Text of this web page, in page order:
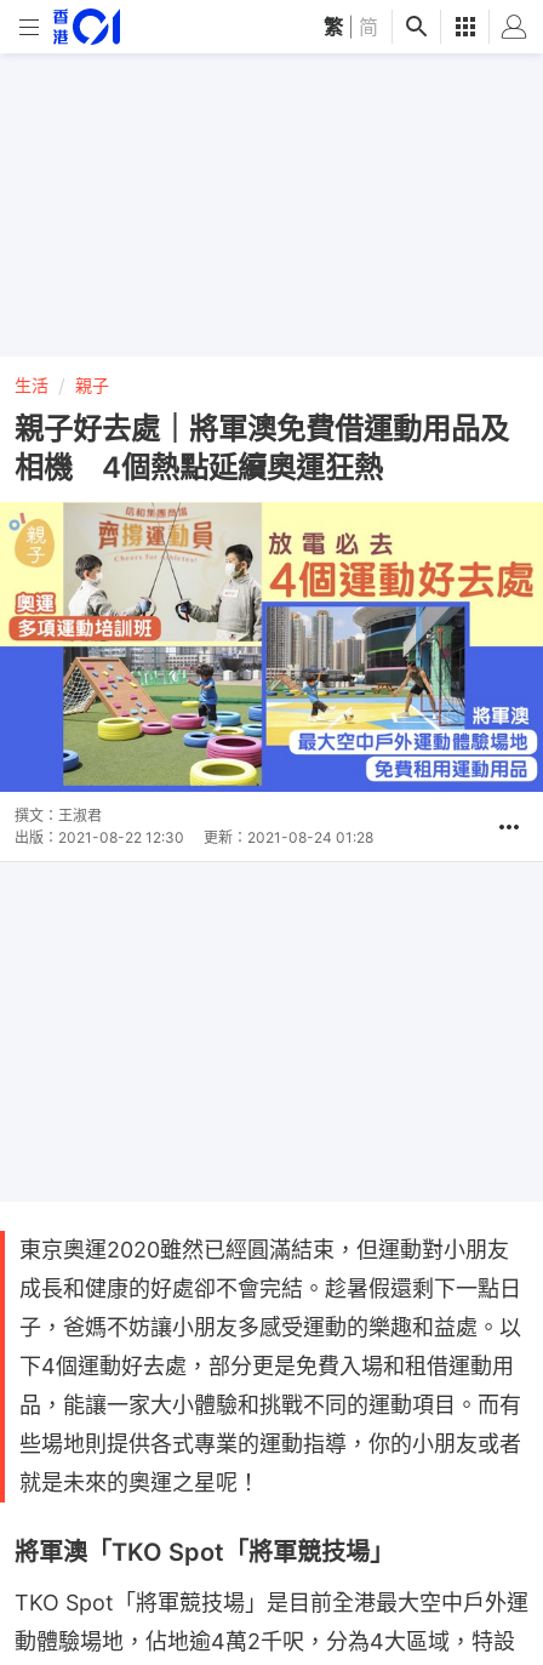
繁 简
生活 親子
親子好去處｜將軍澳免費借運動用品及
相機 4個熱點延續奧運狂熱
撰文： 王淑君
出版： 2021-08-22 12:30 更新： 2021-08-24 01:28
東京奧運2020雖然已經圓滿結束，但運動對小朋友
成長和健康的好處卻不會完結。趁暑假還剩下一點日
子，爸媽不妨讓小朋友多感受運動的樂趣和益處。以
下4個運動好去處，部分更是免費入場和租借運動用
品，能讓一家大小體驗和挑戰不同的運動項目。而有
些場地則提供各式專業的運動指導，你的小朋友或者
就是未來的奧運之星呢！
將軍澳「TKO Spot「將軍競技場」
TKO Spot「將軍競技場」是目前全港最大空中戶外運
動體驗場地，佔地逾4萬2千呎，分為4大區域，特設